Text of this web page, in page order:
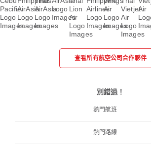
查看所有航空公司合作夥伴
別錯過！
熱門航班
熱門路線